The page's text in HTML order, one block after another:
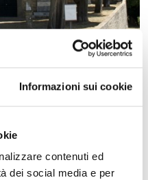
Informazioni sui cookie
contenuti ed
dei social media e per
dopo alcuni anni di chiusura